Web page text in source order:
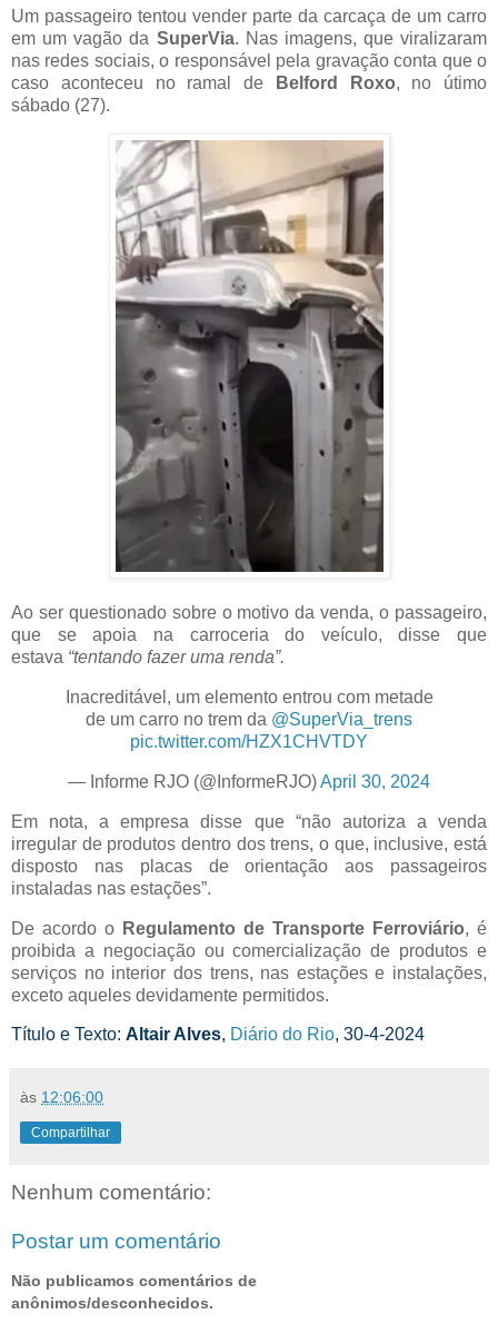
Um passageiro tentou vender parte da carcaça de um carro
em um vagão da SuperVia. Nas imagens, que viralizaram
nas redes sociais, o responsável pela gravação conta que o
caso aconteceu no ramal de
Belford Roxo, no útimo
sábado (27).
Ao ser questionado sobre o motivo da venda, o passageiro,
que se apoia na carroceria do veículo, disse que
estava “tentando fazer uma renda”.
Inacreditável, um elemento entrou com metade
de um carro no trem da @SuperVia_trens
pic.twitter.com/HZX1CHVTDY
— Informe RJO (@InformeRJO)April 30, 2024
Em nota, a empresa disse que “não autoriza a venda
irregular de produtos dentro dos trens, o que, inclusive, está
disposto nas placas de orientação aos passageiros
instaladas nas estações”.
De acordo o Regulamento de Transporte Ferroviário, é
proibida a negociação ou comercialização de produtos e
serviços no interior dos trens, nas estações e instalações,
exceto aqueles devidamente permitidos.
Título e Texto: Altair Alves, Diário do Rio, 30-4-2024
às 12:06:00
Compartilhar
Nenhum comentário:
Postar um comentário
Não publicamos comentários de
anônimos/desconhecidos.